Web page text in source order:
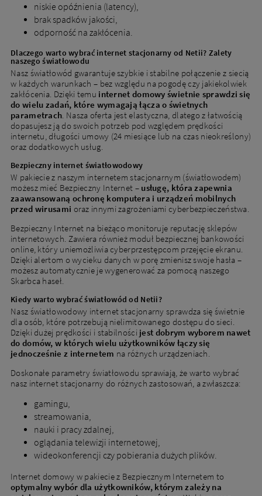
niskie opóźnienia (latency),
brak spadków jakości,
odporność na zakłócenia.
Dlaczego warto wybrać internet stacjonarny od Netii? Zalety
naszego światłowodu
Nasz światłowód gwarantuje szybkie i stabilne połączenie z siecią
w każdych warunkach – bez względu na pogodę czy jakiekolwiek
zakłócenia. Dzięki temu internet domowy świetnie sprawdzi się
do wielu zadań, które wymagają łącza o świetnych
parametrach . Nasza oferta jest elastyczna, dlatego z łatwością
dopasujesz ją do swoich potrzeb pod względem prędkości
internetu, długości umowy (24 miesiące lub na czas nieokreślony)
oraz dodatkowych usług.
Bezpieczny internet światłowodowy
W pakiecie z naszym internetem stacjonarnym (światłowodem)
możesz mieć Bezpieczny Internet – usługę, która zapewnia
zaawansowaną ochronę komputera i urządzeń mobilnych
przed wirusami oraz innymi zagrożeniami cyberbezpieczeństwa.
Bezpieczny Internet na bieżąco monitoruje reputację sklepów
internetowych. Zawiera również moduł bezpiecznej bankowości
online, który uniemożliwia cyberprzestępcom przejęcie ekranu.
Dzięki alertom o wycieku danych w porę zmienisz swoje hasła –
możesz automatycznie je wygenerować za pomocą naszego
Skarbca haseł.
Kiedy warto wybrać światłowód od Netii?
Nasz światłowodowy internet stacjonarny sprawdza się świetnie
dla osób, które potrzebują nielimitowanego dostępu do sieci.
Dzięki dużej prędkości i stabilności jest dobrym wyborem nawet
do domów, w których wielu użytkowników łączy się
jednocześnie z internetem na różnych urządzeniach.
Doskonałe parametry światłowodu sprawiają, że warto wybrać
nasz internet stacjonarny do różnych zastosowań, a zwłaszcza:
gamingu,
streamowania,
nauki i pracy zdalnej,
oglądania telewizji internetowej,
wideokonferencji czy pobierania dużych plików.
Internet domowy w pakiecie z Bezpiecznym Internetem to
optymalny wybór dla użytkowników, którym zależy na
Nowi klienci
Podaj adres, aby dopasować ofertę do Twojej
lokalizacji
Ulica
Obecni klienci
Masz już usługi od Netii? Sprawdź ofertę dla obecnych